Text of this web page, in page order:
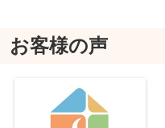
お客様の声